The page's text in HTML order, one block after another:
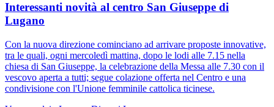
Interessanti novità al centro San Giuseppe di
Lugano
Con la nuova direzione cominciano ad arrivare proposte innovative,
tra le quali, ogni mercoledì mattina, dopo le lodi alle 7.15 nella
chiesa di San Giuseppe, la celebrazione della Messa alle 7.30 con il
vescovo aperta a tutti; segue colazione offerta nel Centro e una
condivisione con l'Unione femminile cattolica ticinese.